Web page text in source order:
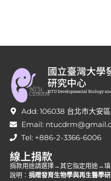
國立臺灣大學
研究中心
NTU Developmental Biology
Add: 106038 台北市大安
Email:
Tel: +886-2-3366-6006
線上捐款
捐款用途請選擇→其它指定用途→填
說明： 捐贈發育生物學與再生醫學